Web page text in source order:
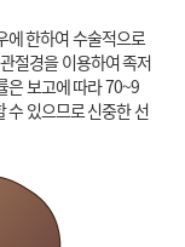
에 한하여 수술적으로
절경을 이용하여 족저
은 보고에 따라 70~9
수 있으므로 신중한 선